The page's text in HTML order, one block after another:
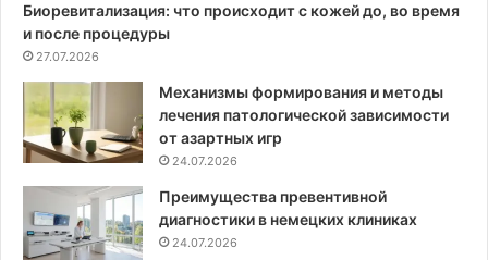
Биоревитализация: что происходит с кожей до, во время
и после процедуры
27.07.2026
Механизмы формирования и методы
лечения патологической зависимости
от азартных игр
24.07.2026
Преимущества превентивной
диагностики в немецких клиниках
24.07.2026